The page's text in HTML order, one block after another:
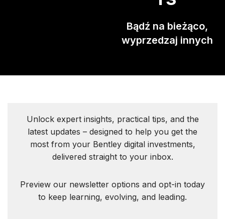
Bądź na bieżąco,
wyprzedzaj innych
Unlock expert insights, practical tips, and the
latest updates – designed to help you get the
most from your Bentley digital investments,
delivered straight to your inbox.
Preview our newsletter options and opt-in today
to keep learning, evolving, and leading.